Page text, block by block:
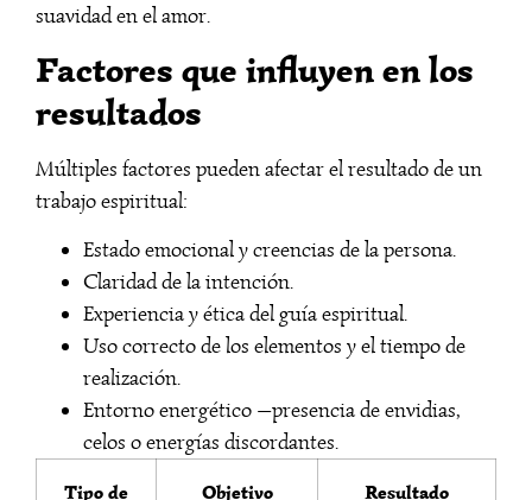
suavidad en el amor.
Factores que influyen en los
resultados
Múltiples factores pueden afectar el resultado de un
trabajo espiritual:
Estado emocional y creencias de la persona.
Claridad de la intención.
Experiencia y ética del guía espiritual.
Uso correcto de los elementos y el tiempo de
realización.
Entorno energético —presencia de envidias,
celos o energías discordantes.
Tipo de
Objetivo Resultado